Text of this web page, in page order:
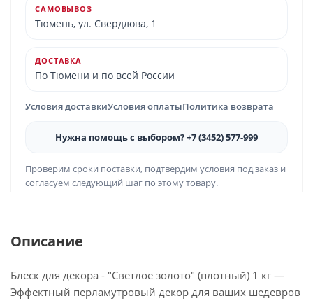
САМОВЫВОЗ
Тюмень, ул. Свердлова, 1
ДОСТАВКА
По Тюмени и по всей России
Условия доставкиУсловия оплатыПолитика возврата
Нужна помощь с выбором? +7 (3452) 577-999
Проверим сроки поставки, подтвердим условия под заказ и
согласуем следующий шаг по этому товару.
Описание
Блеск для декора - "Светлое золото" (плотный) 1 кг —
Эффектный перламутровый декор для ваших шедевров